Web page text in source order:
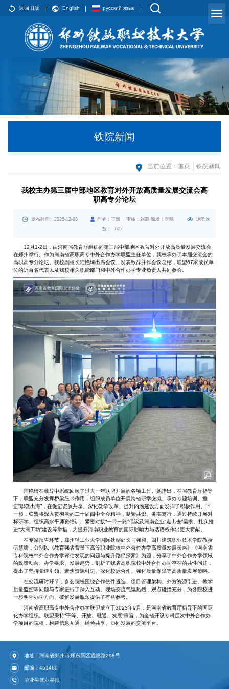
返回旧版 English русский язык
铁院新闻
当前位置： 首页 铁院新闻
我校主办第三届中部地区教育对外开放高质量发展交流会高
职高专分论坛
发布时间：2025-12-03 作者：王新 审核：刘源 编发：李旸
浏览次
数：
705
12月1-2日，由河南省教育厅组织的第三届中部地区教育对外开放高质量发展交流会
在郑州举行。作为河南省高职高专中外合作办学联盟主任单位，我校承办了本届交流会的
高职高专分论坛。我校副校长陆艳琦出席会议、发表致辞并作会议总结，联盟67家成员单
位的近百名代表以及我校相关职能部门和中外合作办学专业负责人共同参会。
陆艳琦在致辞中系统回顾了过去一年联盟开展的各项工作。她指出，在省教育厅指导
下，联盟充分发挥桥梁纽带作用，组织成员单位开展跨省研学交流、承办专题培训、推
进“职教出海”，在促进资源共享、深化教学改革、提升内涵建设方面发挥了积极作用。下
一步，联盟将深入贯彻党的二十届四中全会精神，凝聚共识、务实笃行，通过持续开展对
标研学、组织高水平师资培训、紧密对接“一带一路”倡议及河南企业“走出去”需求、扎实推
进“大河工坊”建设等举措，为提升河南职业教育的国际影响力与话语权作出更大贡献。
在专家报告环节，郑州轻工业大学国际处副处长马强和、四川建筑职业技术学院教授
伍慧卿，分别以《教育强省背景下高等职业院校中外合作办学高质量发展策略》《河南省
专科院校中外合作办学评估发现的问题与提升路径探索》为题，分享了中外合作办学领域
的政策动向、办学要求、发展趋势，剖析了我省高职院校中外合作办学存在的共性问题，
提出了坚持党建引领、聚焦资源引进、深化校际合作、强化质量保障等高质量发展策略。
在交流研讨环节，参会院校围绕合作伙伴遴选、项目管理架构、外方资源引进、教学
质量监控等问题与专家进行了深入互动。现场交流气氛热烈，观点碰撞充分，为各院校进
一步明晰办学方向、破解发展瓶颈提供了有益参考。
河南省高职高专中外合作办学联盟成立于2023年9月，是河南省教育厅指导下的国际
化办学组织。联盟秉持“平等、开放、融通、发展”宗旨，为全省开设专科层次中外合作办
学项目的院校，构建信息互通、经验共享、协同发展的交流平台。
地址：河南省郑州市郑东新区通惠路298号
邮编：451460
毕业生就业举报